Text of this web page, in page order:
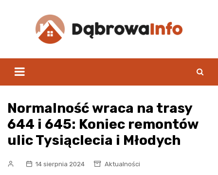
Normalność wraca na trasy
644 i 645: Koniec remontów
ulic Tysiąclecia i Młodych
14 sierpnia 2024 Aktualności